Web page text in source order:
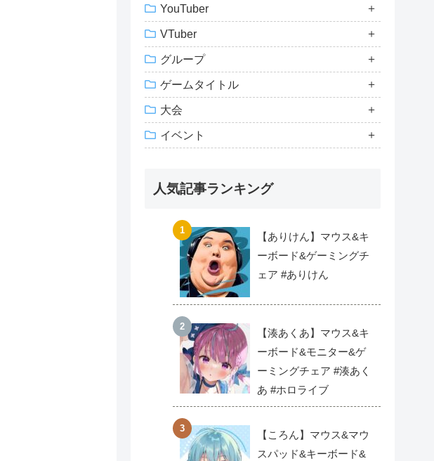
YouTuber
VTuber
グループ
ゲームタイトル
大会
イベント
人気記事ランキング
【ありけん】マウス&キ
ーボード&ゲーミングチ
ェア #ありけん
【湊あくあ】マウス&キ
ーボード&モニター&ゲ
ーミングチェア #湊あく
あ #ホロライブ
【ころん】マウス&マウ
スパッド&キーボード&